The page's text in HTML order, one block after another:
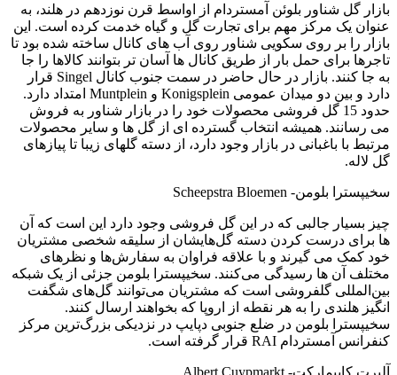
بازار گل شناور بلوئن آمستردام از اواسط قرن نوزدهم در هلند، به
عنوان یک مرکز مهم برای تجارت گل و گیاه خدمت کرده است. این
بازار را بر روی سکویی شناور روی آب های کانال ساخته شده بود تا
تاجرها برای حمل بار از طریق کانال ها آسان تر بتوانند کالاها را جا
به جا کنند. بازار در حال حاضر در سمت جنوب کانال Singel قرار
دارد و بین دو میدان عمومی Konigsplein و Muntplein امتداد دارد.
حدود 15 گل فروشی محصولات خود را در بازار شناور به فروش
می رسانند. همیشه انتخاب گسترده ای از گل ها و سایر محصولات
مرتبط با باغبانی در بازار وجود دارد، از دسته گلهای زیبا تا پیازهای
گل لاله.
سخیپسترا بلومن- Scheepstra Bloemen
چیز بسیار جالبی که در این گل فروشی وجود دارد این است که آن
ها برای درست کردن دسته گل‌هایشان از سلیقه شخصی مشتریان
خود کمک می گیرند و با علاقه فراوان به سفارش‌ها و نظرهای
مختلف آن ها رسیدگی می‌کنند. سخیپسترا بلومن جزئی از یک شبکه
بین‌المللی گلفروشی است که مشتریان می‌توانند گل‌های شگفت
انگیز هلندی را به هر نقطه از اروپا که بخواهند ارسال کنند.
سخیپسترا بلومن در ضلع جنوبی دپایپ در نزدیکی بزرگ‌ترین مرکز
کنفرانس آمستردام RAI قرار گرفته است.
آلبرت کایپمارکت- Albert Cuypmarkt